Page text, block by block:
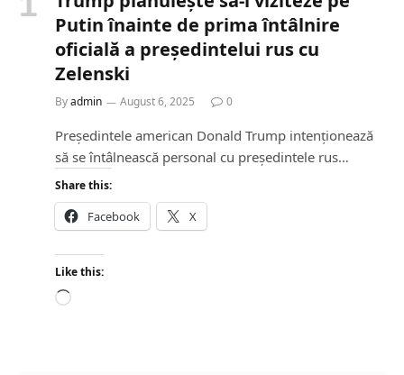
Putin înainte de prima întâlnire
oficială a președintelui rus cu
Zelenski
Byadmin August 6, 2025 0
Președintele american Donald Trump intenționează
să se întâlnească personal cu președintele rus…
Share this:
Facebook X
Like this:
L